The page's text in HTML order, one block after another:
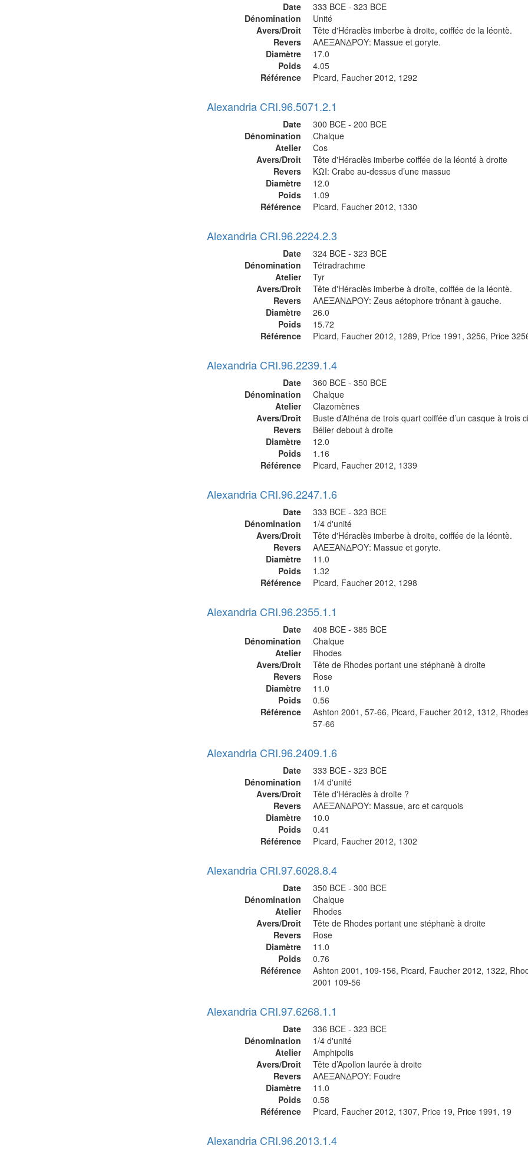
Date
333 BCE - 323 BCE
Dénomination
Unité
Avers/Droit
Tête d'Héraclès imberbe à droite, coiffée de la léontè.
Revers
ΑΛΕΞΑΝΔΡΟΥ: Massue et goryte.
Diamètre
17.0
Poids
4.05
Référence
Picard, Faucher 2012, 1292
Alexandria CRI.96.5071.2.1
Date
300 BCE - 200 BCE
Dénomination
Chalque
Atelier
Cos
Avers/Droit
Tête d'Héraclès imberbe coiffée de la léonté à droite
Revers
KΩΙ: Crabe au-dessus d’une massue
Diamètre
12.0
Poids
1.09
Référence
Picard, Faucher 2012, 1330
Alexandria CRI.96.2224.2.3
Date
324 BCE - 323 BCE
Dénomination
Tétradrachme
Atelier
Tyr
Avers/Droit
Tête d'Héraclès imberbe à droite, coiffée de la léontè.
Revers
ΑΛΕΞΑΝΔΡΟΥ: Zeus aétophore trônant à gauche.
Diamètre
26.0
Poids
15.72
Référence
Picard, Faucher 2012, 1289, Price 1991, 3256, Price
Alexandria CRI.96.2239.1.4
Date
360 BCE - 350 BCE
Dénomination
Chalque
Atelier
Clazomènes
Avers/Droit
Buste d’Athéna de trois quart coiffée d’un casque à trois
Revers
Bélier debout à droite
Diamètre
12.0
Poids
1.16
Référence
Picard, Faucher 2012, 1339
Alexandria CRI.96.2247.1.6
Date
333 BCE - 323 BCE
Dénomination
1/4 d'unité
Avers/Droit
Tête d'Héraclès imberbe à droite, coiffée de la léontè.
Revers
ΑΛΕΞΑΝΔΡΟΥ: Massue et goryte.
Diamètre
11.0
Poids
1.32
Référence
Picard, Faucher 2012, 1298
Alexandria CRI.96.2355.1.1
Date
408 BCE - 385 BCE
Dénomination
Chalque
Atelier
Rhodes
Avers/Droit
Tête de Rhodes portant une stéphanè à droite
Revers
Rose
Diamètre
11.0
Poids
0.56
Référence
Ashton 2001, 57-66, Picard, Faucher 2012, 1312,
57-66
Alexandria CRI.96.2409.1.6
Date
333 BCE - 323 BCE
Dénomination
1/4 d'unité
Avers/Droit
Tête d'Héraclès à droite ?
Revers
ΑΛΕΞΑΝΔΡΟΥ: Massue, arc et carquois
Diamètre
10.0
Poids
0.41
Référence
Picard, Faucher 2012, 1302
Alexandria CRI.97.6028.8.4
Date
350 BCE - 300 BCE
Dénomination
Chalque
Atelier
Rhodes
Avers/Droit
Tête de Rhodes portant une stéphanè à droite
Revers
Rose
Diamètre
11.0
Poids
0.76
Référence
Ashton 2001, 109-156, Picard, Faucher 2012, 1322,
2001 109-56
Alexandria CRI.97.6268.1.1
Date
336 BCE - 323 BCE
Dénomination
1/4 d'unité
Atelier
Amphipolis
Avers/Droit
Tête d’Apollon laurée à droite
Revers
ΑΛΕΞΑΝΔΡΟΥ: Foudre
Diamètre
11.0
Poids
0.58
Référence
Picard, Faucher 2012, 1307, Price 19, Price 1991, 19
Alexandria CRI.96.2013.1.4